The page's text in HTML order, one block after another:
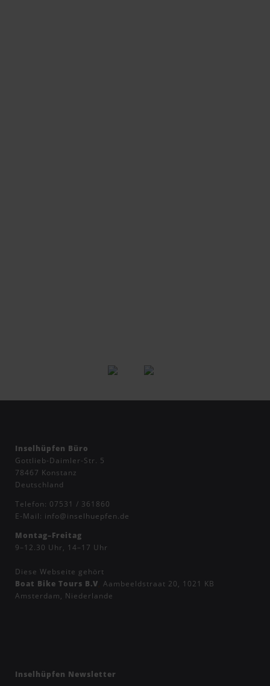
Inselhüpfen Büro
Gottlieb-Daimler-Str. 5
78467 Konstanz
Deutschland
Telefon: 07531 / 361860
E-Mail: info@inselhuepfen.de
Montag–Freitag
9–12.30 Uhr, 14–17 Uhr
Diese Webseite gehört
Boat Bike Tours B.V, Aambeeldstraat 20, 1021 KB
Amsterdam, Niederlande
Inselhüpfen Newsletter